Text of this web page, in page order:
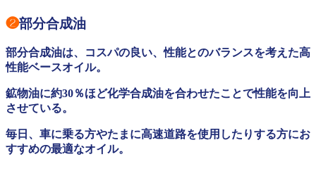
❷部分合成油
部分合成油は、コスパの良い、性能とのバランスを考えた高
性能ベースオイル。
鉱物油に約30％ほど化学合成油を合わせたことで性能を向上
させている。
毎日、車に乗る方やたまに高速道路を使用したりする方にお
すすめの最適なオイル。